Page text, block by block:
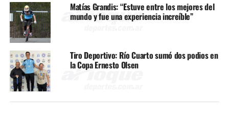
Matías Grandis: “Estuve entre los mejores del
mundo y fue una experiencia increíble”
Tiro Deportivo: Río Cuarto sumó dos podios en
la Copa Ernesto Olsen